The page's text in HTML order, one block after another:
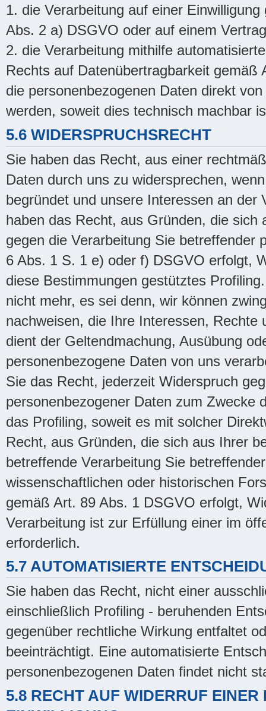
1. die Verarbeitung auf einer
Abs. 2 a) DSGVO oder auf einem
2. die Verarbeitung mithilfe
Rechts auf Datenübertragbarkeit
die personenbezogenen Daten direkt
werden, soweit dies technisch machbar
5.6 WIDERSPRUCHSRECHT
Sie haben das Recht, aus einer
Daten durch uns zu widersprechen,
begründet und unsere Interessen an
haben das Recht, aus Gründen, die
gegen die Verarbeitung Sie betreffender
6 Abs. 1 S. 1 e) oder f) DSGVO erfolgt,
diese Bestimmungen gestütztes
nicht mehr, es sei denn, wir können
nachweisen, die Ihre Interessen, Rechte
dient der Geltendmachung, Ausübung
personenbezogene Daten von uns
Sie das Recht, jederzeit Widerspruch
personenbezogener Daten zum Zwecke
das Profiling, soweit es mit solcher
Recht, aus Gründen, die sich aus Ihrer
betreffende Verarbeitung Sie
wissenschaftlichen oder historischen
gemäß Art. 89 Abs. 1 DSGVO erfolgt,
Verarbeitung ist zur Erfüllung einer im
erforderlich.
5.7 AUTOMATISIERTE
Sie haben das Recht, nicht einer
einschließlich Profiling - beruhenden
gegenüber rechtliche Wirkung entfaltet
beeinträchtigt. Eine automatisierte
personenbezogenen Daten findet nicht
5.8 RECHT AUF WIDERRUF